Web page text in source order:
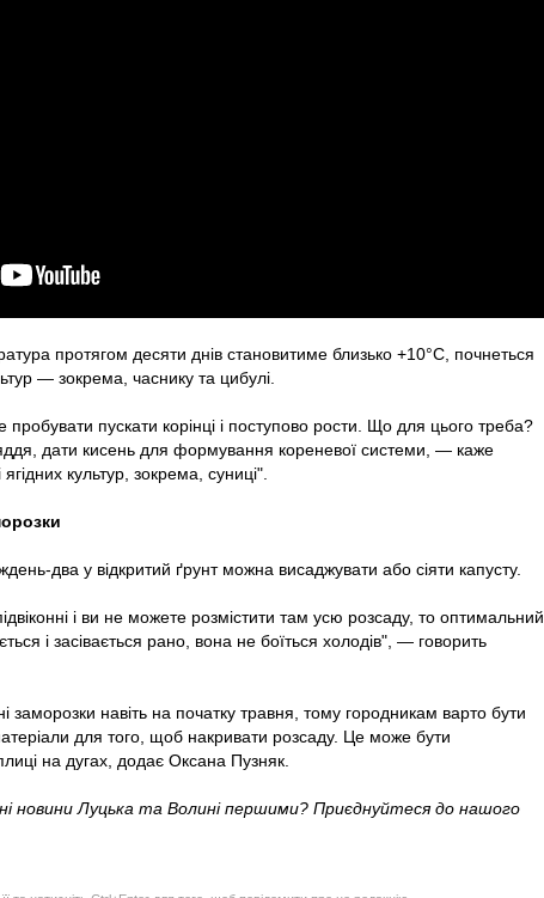
протягом десяти днів становитиме близько +10°C, почнеться
— зокрема, часнику та цибулі.
пробувати пускати корінці і поступово рости. Що для цього треба?
дати кисень для формування кореневої системи, — каже
культур, зокрема, суниці".
два у відкритий ґрунт можна висаджувати або сіяти капусту.
і ви не можете розмістити там усю розсаду, то оптимальний
і засівається рано, вона не боїться холодів", — говорить
заморозки навіть на початку травня, тому городникам варто бути
для того, щоб накривати розсаду. Це може бути
на дугах, додає Оксана Пузняк.
новини Луцька та Волині першими? Приєднуйтеся до нашого